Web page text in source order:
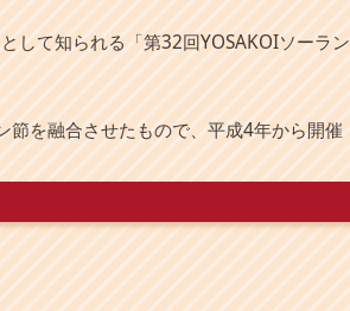
して知られる「第32回YOSAKOIソーラン
を融合させたもので、平成4年から開催